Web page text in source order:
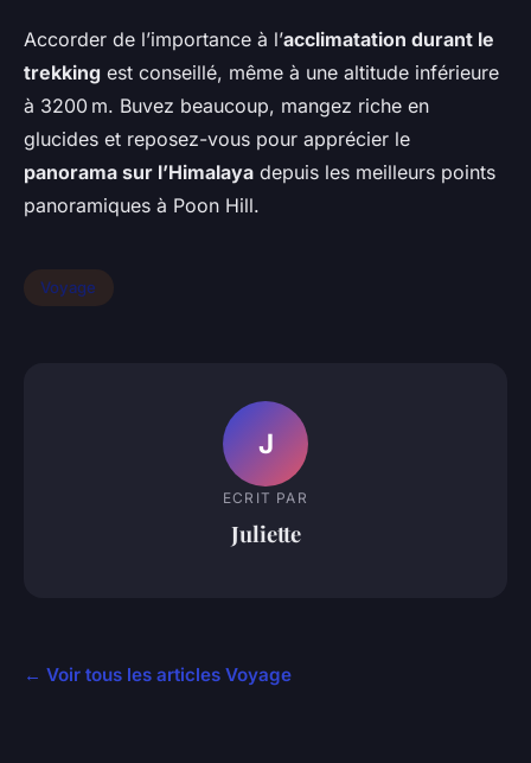
Accorder de l’importance à l’acclimatation durant le
trekking est conseillé, même à une altitude inférieure
à 3200 m. Buvez beaucoup, mangez riche en
glucides et reposez-vous pour apprécier le
panorama sur l’Himalaya depuis les meilleurs points
panoramiques à Poon Hill.
Voyage
J
ECRIT PAR
Juliette
← Voir tous les articles Voyage